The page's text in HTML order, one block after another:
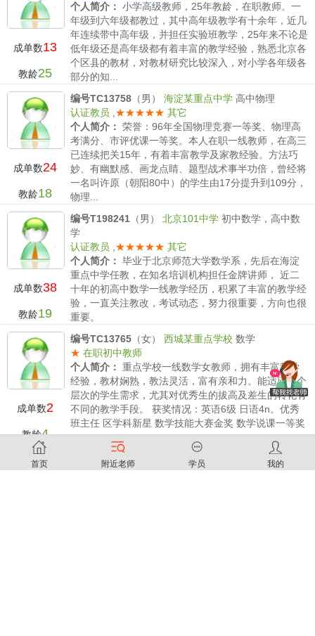
成单数13
教龄25
个人简介： 小学高级教师，25年教龄，在职教师。一
年级到六年级都教过，其中高年级教学有十余年，近几
年连续带中高年级，并担任实验班教学，25年来不论是
低年级还是高年级都有着丰富的教学经验，熟悉北京各
个区县的教材，对教材研究比较深入，对小学各年级各
部分的知...
成单数24
教龄18
编号TC13758 （男） 海淀某重点中学 高中物理
认证教员
★★★★★ 其它
个人简介： 荣誉：96年全国物理竞赛一等奖、物理高
考满分、市评优课一等奖。本人在职一线教师，在高三
已连续把关15年，有着丰富教学及家教经验。方法巧
妙、有幽默感、画龙点睛、题型战术事半功倍，曾经将
一名叫许原（朝阳80中）的学生由17分提升到109分，
物理...
成单数38
教龄19
编号T198241 （男） 北京101中学 初中数学，高中数
学
认证教员
★★★★★ 其它
个人简介： 毕业于北京师范大学数学系，先后在海淀
重点中学任教，在知名培训机构担任金牌讲师， 近二
十年的初高中数学一线教学经历，积累了丰富的教学经
验，一直关注教改，考试动态，努力很重要，方向也很
重要。
折）/时 高中700（网课8折）/时
成单数2
教龄4
编号TC13765 （女） 西城某重点学校 数学
★ 在职初中教师
个人简介： 重点学校一线数学女教师，拥有丰富教学
经验，教材娴熟，教法灵活，富有亲和力。能适应各个
层次的学生需求，尤其对优秀生的拔高及差生的转化有
不同的教学手段。 获奖情况：英语6级 日语4n。优秀
班主任 区学科新星 数学技能大赛金奖 数学说课一等奖
...
薪水要求：小学300/时 初中 400/时 高中300/时
编号TC18466（男） 职业画家
认证教员, 其它
首页 附近老师 学员 我的